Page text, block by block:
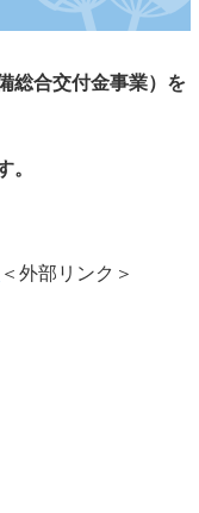
総合交付金事業）を
。
＜外部リンク＞